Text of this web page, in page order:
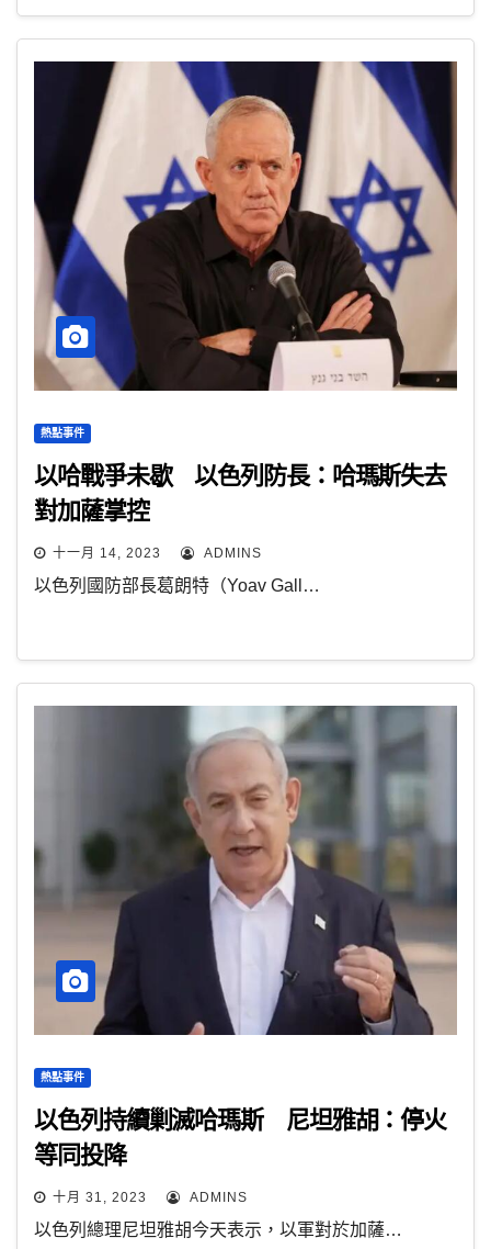
熱點事件
以哈戰爭未歇 以色列防長：哈瑪斯失去
對加薩掌控
十一月 14, 2023 ADMINS
以色列國防部長葛朗特（Yoav Gall…
熱點事件
以色列持續剿滅哈瑪斯 尼坦雅胡：停火
等同投降
十月 31, 2023 ADMINS
以色列總理尼坦雅胡今天表示，以軍對於加薩…